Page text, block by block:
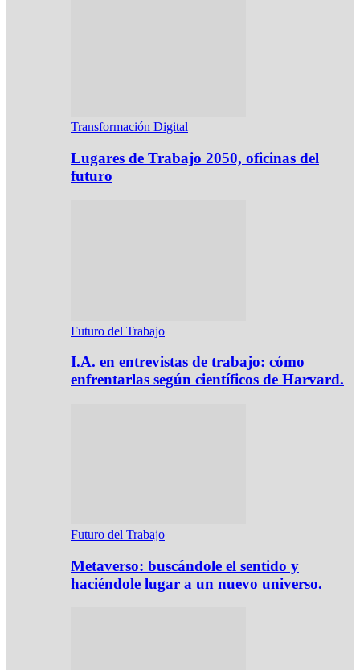
Transformación Digital
Lugares de Trabajo 2050, oficinas del
futuro
Futuro del Trabajo
I.A. en entrevistas de trabajo: cómo
enfrentarlas según científicos de Harvard.
Futuro del Trabajo
Metaverso: buscándole el sentido y
haciéndole lugar a un nuevo universo.